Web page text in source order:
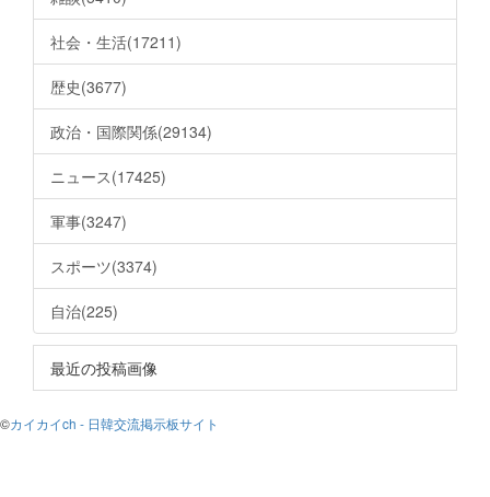
社会・生活(17211)
歴史(3677)
政治・国際関係(29134)
ニュース(17425)
軍事(3247)
スポーツ(3374)
自治(225)
最近の投稿画像
©カイカイch - 日韓交流掲示板サイト